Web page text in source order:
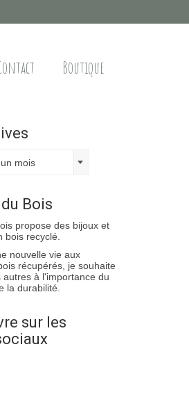
Boutique
mois
Bois
propose des bijoux et
bois recyclé.
nouvelle vie aux
récupérés, je souhaite
autres à l'importance du
la durabilité.
sur les